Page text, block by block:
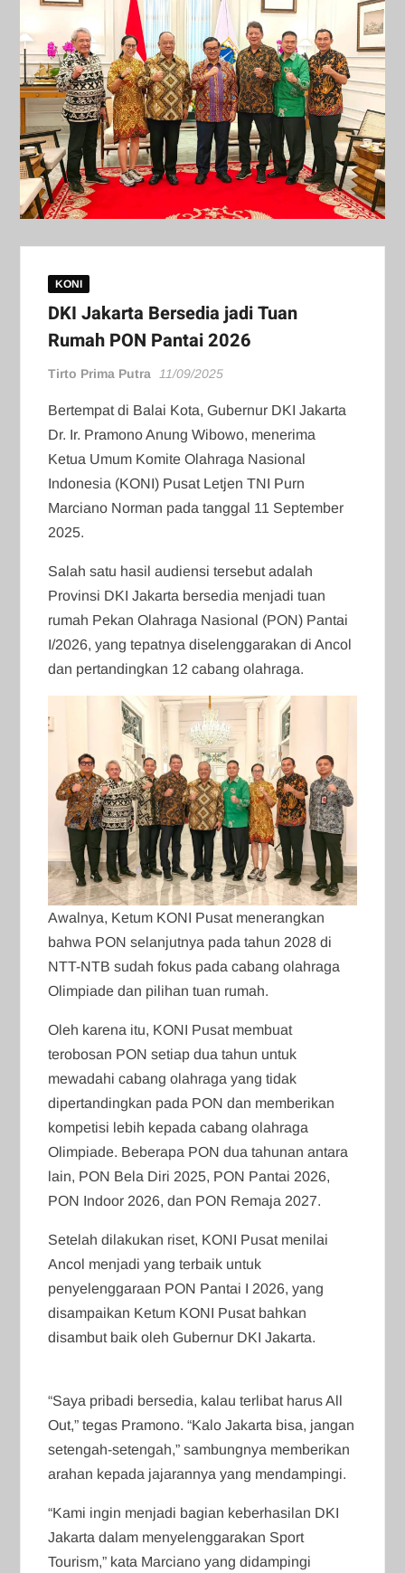
KONI
DKI Jakarta Bersedia jadi Tuan
Rumah PON Pantai 2026
Tirto Prima Putra 11/09/2025
Bertempat di Balai Kota, Gubernur DKI Jakarta
Dr. Ir. Pramono Anung Wibowo, menerima
Ketua Umum Komite Olahraga Nasional
Indonesia (KONI) Pusat Letjen TNI Purn
Marciano Norman pada tanggal 11 September
2025.
Salah satu hasil audiensi tersebut adalah
Provinsi DKI Jakarta bersedia menjadi tuan
rumah Pekan Olahraga Nasional (PON) Pantai
I/2026, yang tepatnya diselenggarakan di Ancol
dan pertandingkan 12 cabang olahraga.
Awalnya, Ketum KONI Pusat menerangkan
bahwa PON selanjutnya pada tahun 2028 di
NTT-NTB sudah fokus pada cabang olahraga
Olimpiade dan pilihan tuan rumah.
Oleh karena itu, KONI Pusat membuat
terobosan PON setiap dua tahun untuk
mewadahi cabang olahraga yang tidak
dipertandingkan pada PON dan memberikan
kompetisi lebih kepada cabang olahraga
Olimpiade. Beberapa PON dua tahunan antara
lain, PON Bela Diri 2025, PON Pantai 2026,
PON Indoor 2026, dan PON Remaja 2027.
Setelah dilakukan riset, KONI Pusat menilai
Ancol menjadi yang terbaik untuk
penyelenggaraan PON Pantai I 2026, yang
disampaikan Ketum KONI Pusat bahkan
disambut baik oleh Gubernur DKI Jakarta.
“Saya pribadi bersedia, kalau terlibat harus All
Out,” tegas Pramono. “Kalo Jakarta bisa, jangan
setengah-setengah,” sambungnya memberikan
arahan kepada jajarannya yang mendampingi.
“Kami ingin menjadi bagian keberhasilan DKI
Jakarta dalam menyelenggarakan Sport
Tourism,” kata Marciano yang didampingi